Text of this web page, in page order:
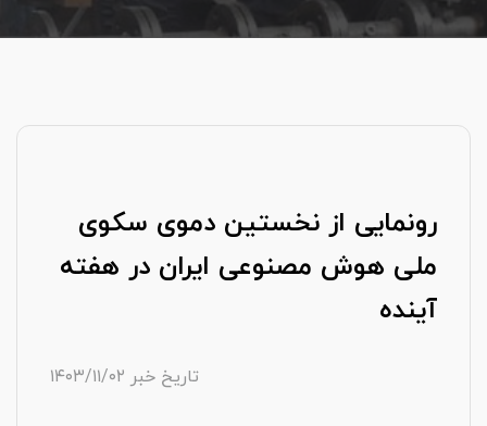
رونمایی از نخستین دموی سکوی
ملی هوش مصنوعی ایران در هفته
آینده
تاریخ خبر ۱۴۰۳/۱۱/۰۲